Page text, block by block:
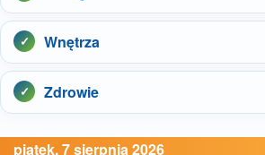
Wnętrza
Zdrowie
piątek, 7 sierpnia 2026